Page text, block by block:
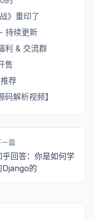
》重印了
持续更新
利 & 交流群
售
荐
解析视频】
篇
乎回答：你是如何学
Django的